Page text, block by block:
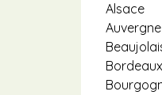
Alsace
Auvergne
Bordeaux